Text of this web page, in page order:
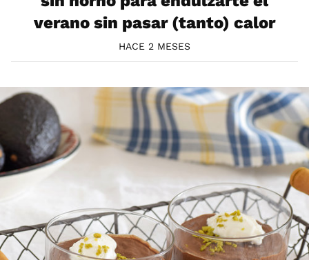
verano sin pasar (tanto) calor
HACE 2 MESES